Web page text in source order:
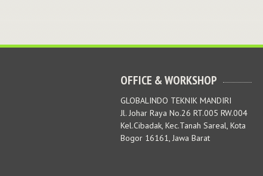
OFFICE & WORKSHOP
GLOBALINDO TEKNIK MANDIRI
Jl. Johar Raya No.26 RT.005 RW.004
Kel.Cibadak, Kec.Tanah Sareal, Kota
Bogor 16161, Jawa Barat